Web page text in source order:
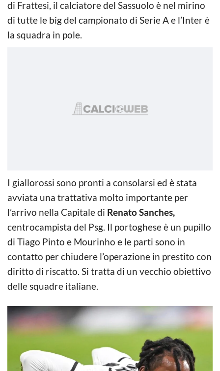
di Frattesi, il calciatore del Sassuolo è nel mirino
di tutte le big del campionato di Serie A e l’Inter è
la squadra in pole.
I giallorossi sono pronti a consolarsi ed è stata
avviata una trattativa molto importante per
l’arrivo nella Capitale di Renato Sanches,
centrocampista del Psg. Il portoghese è un pupillo
di Tiago Pinto e Mourinho e le parti sono in
contatto per chiudere l’operazione in prestito con
diritto di riscatto. Si tratta di un vecchio obiettivo
delle squadre italiane.